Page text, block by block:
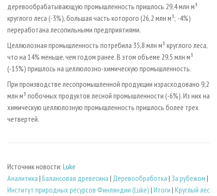
деревообрабатывающую промышленность пришлось 29,4 млн м³
круглого леса (-3%), большая часть которого (26,2 млн м³; -4%)
переработана лесопильными предприятиями.
Целлюлозная промышленность потребила 35,8 млн м³ круглого леса,
что на 14% меньше, чем годом ранее. В этом объеме 29,5 млн м³
(-15%) пришлось на целлюлозно-химическую промышленность.
При производстве лесопромышленной продукции израсходовано 9,2
млн м³ побочных продуктов лесной промышленности (-6%). Из них на
химическую целлюлозную промышленность пришлось более трех
четвертей.
Источник новости: Luke
Аналитика | Балансовая древесина | Деревообработка | За рубежом |
Институт природных ресурсов Финляндии (Luke) | Итоги | Круглый лес